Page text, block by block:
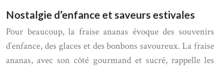
Nostalgie d’enfance et saveurs estivales
Pour beaucoup, la fraise ananas évoque des souvenirs
d’enfance, des glaces et des bonbons savoureux. La fraise
ananas, avec son côté gourmand et sucré, rappelle les